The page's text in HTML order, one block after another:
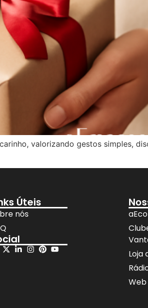
valorizando gestos simples,
Úteis
nós
Loja